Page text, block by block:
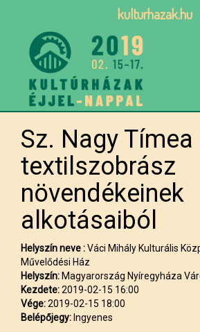
Sz. Nagy Tímea
textilszobrász
növendékeinek
alkotásaiból
Helyszín neve :Váci Mihály Kulturális
Művelődési Ház
Helyszín: Magyarország Nyíregyháza
Kezdete:2019-02-15 16:00
Vége:2019-02-15 18:00
Belépőjegy: Ingyenes
kulturhazak.hu